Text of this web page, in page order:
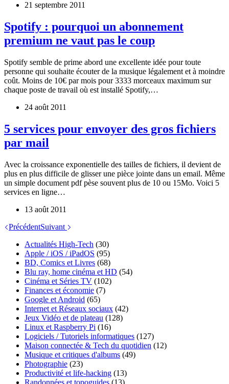
21 septembre 2011
Spotify : pourquoi un abonnement
premium ne vaut pas le coup
Spotify semble de prime abord une excellente idée pour toute
personne qui souhaite écouter de la musique légalement et à moindre
coût. Moins de 10€ par mois pour 3333 morceaux maximum sur
chaque poste de travail où est installé Spotify,…
24 août 2011
5 services pour envoyer des gros fichiers
par mail
Avec la croissance exponentielle des tailles de fichiers, il devient de
plus en plus difficile de glisser une pièce jointe dans un email. Même
un simple document pdf pèse souvent plus de 10 ou 15Mo. Voici 5
services en ligne…
13 août 2011
PrécédentSuivant
Actualités High-Tech (30)
Apple / iOS / iPadOS (95)
BD, Comics et Livres (68)
Blu ray, home cinéma et HD (54)
Cinéma et Séries TV (102)
Finances et économie (7)
Google et Android (65)
Internet et Réseaux sociaux (42)
Jeux Vidéo et de plateau (128)
Linux et Raspberry Pi (16)
Logiciels / Tutoriels informatiques (127)
Maison connectée & Tech du quotidien (12)
Musique et critiques d'albums (49)
Photographie (23)
Productivité et life-hacking (13)
Randonnées et topoguides (13)